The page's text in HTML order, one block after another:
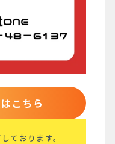
こちら
ております。